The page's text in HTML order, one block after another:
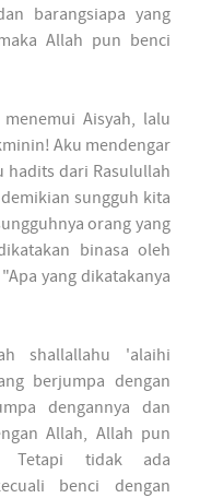
barangsiapa yang
Allah pun benci
Aisyah, lalu
Aku mendengar
hadits dari Rasulullah
sungguh kita
orang yang
binasa oleh
yang dikatakanya
shallallahu 'alaihi
berjumpa dengan
dengannya dan
Allah, Allah pun
Tetapi tidak ada
benci dengan